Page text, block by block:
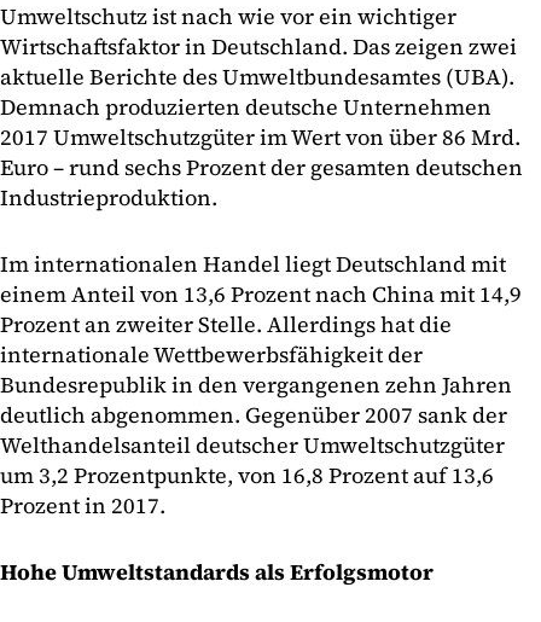
Umweltschutz ist nach wie vor ein wichtiger
Wirtschaftsfaktor in Deutschland. Das zeigen zwei
aktuelle Berichte des Umweltbundesamtes (UBA).
Demnach produzierten deutsche Unternehmen
2017 Umweltschutzgüter im Wert von über 86 Mrd.
Euro – rund sechs Prozent der gesamten deutschen
Industrieproduktion.
Im internationalen Handel liegt Deutschland mit
einem Anteil von 13,6 Prozent nach China mit 14,9
Prozent an zweiter Stelle. Allerdings hat die
internationale Wettbewerbsfähigkeit der
Bundesrepublik in den vergangenen zehn Jahren
deutlich abgenommen. Gegenüber 2007 sank der
Welthandelsanteil deutscher Umweltschutzgüter
um 3,2 Prozentpunkte, von 16,8 Prozent auf 13,6
Prozent in 2017.
Hohe Umweltstandards als Erfolgsmotor